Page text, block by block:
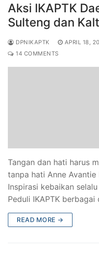
Aksi IKAPTK
Sulteng dan
DPNIKAPTK APRIL 18,
14 COMMENTS
Tangan dan hati harus
tanpa hati Anne Avantie
Inspirasi kebaikan
Peduli IKAPTK berbagai
READ MORE →